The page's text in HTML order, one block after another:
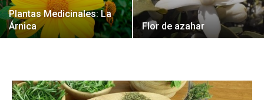
Plantas Medicinales: La
Árnica
Flor de azahar